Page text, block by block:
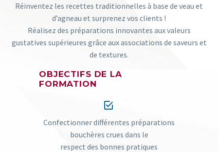
Réinventez les recettes traditionnelles à base de veau et
d’agneau et surprenez vos clients !
Réalisez des préparations innovantes aux valeurs
gustatives supérieures grâce aux associations de saveurs et
de textures.
OBJECTIFS DE LA
FORMATION


Confectionner différentes préparations
bouchères crues dans le
respect des bonnes pratiques